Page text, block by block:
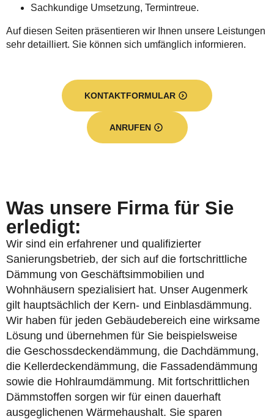
Sachkundige Umsetzung, Termintreue.
Auf diesen Seiten präsentieren wir Ihnen unsere Leistungen
sehr detailliert. Sie können sich umfänglich informieren.
KONTAKTFORMULAR
ANRUFEN
Was unsere Firma für Sie
erledigt:
Wir sind ein erfahrener und qualifizierter
Sanierungsbetrieb, der sich auf die fortschrittliche
Dämmung von Geschäftsimmobilien und
Wohnhäusern spezialisiert hat. Unser Augenmerk
gilt hauptsächlich der Kern- und Einblasdämmung.
Wir haben für jeden Gebäudebereich eine wirksame
Lösung und übernehmen für Sie beispielsweise
die Geschossdeckendämmung, die Dachdämmung,
die Kellerdeckendämmung, die Fassadendämmung
sowie die Hohlraumdämmung. Mit fortschrittlichen
Dämmstoffen sorgen wir für einen dauerhaft
ausgeglichenen Wärmehaushalt. Sie sparen